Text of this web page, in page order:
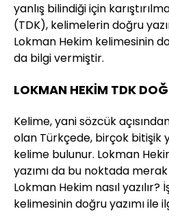
yanlış bilindiği için
(TDK), kelimelerin doğru
Lokman Hekim kelimesinin
da bilgi vermiştir.
LOKMAN HEKİM TDK
Kelime, yani sözcük
olan Türkçede, birçok bitişik
kelime bulunur. Lokman
yazımı da bu noktada
Lokman Hekim nasıl
kelimesinin doğru yazımı ile